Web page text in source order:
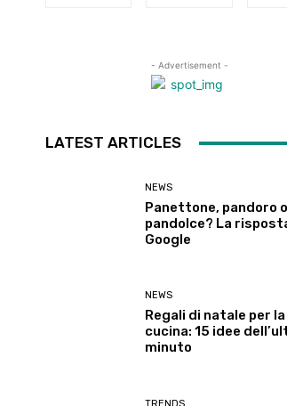
- Advertisement -
LATEST ARTICLES
NEWS
Panettone, pandoro o
pandolce? La
Google
NEWS
Regali di natale per la
cucina: 15 idee
minuto
TRENDS